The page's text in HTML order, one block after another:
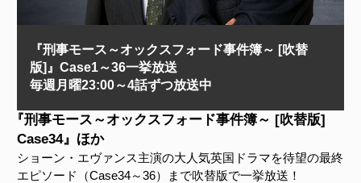
『刑事モース～オックスフォード事件簿～ [吹替
版]』Case1～36一挙放送
毎週月曜23:00～4話ずつ放送中
『刑事モース～オックスフォード事件簿～ [吹替版]
Case34』ほか
ショーン・エヴァンス主演の大人気英国ドラマを待望の最終
エピソード（Case34～36）まで吹替版で一挙放送！